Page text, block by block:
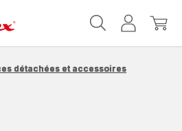
MonMon
détachées et accessoires